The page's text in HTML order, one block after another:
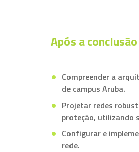
Após a
Compreender a
de campus Aruba.
Projetar redes
proteção, utilizando
Configurar e
rede.